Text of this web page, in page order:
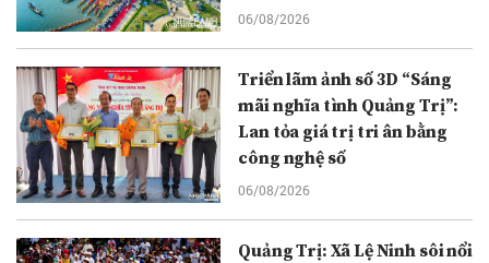
06/08/2026
Triển lãm ảnh số 3D “Sáng
mãi nghĩa tình Quảng Trị”:
Lan tỏa giá trị tri ân bằng
công nghệ số
06/08/2026
Quảng Trị: Xã Lệ Ninh sôi nổi